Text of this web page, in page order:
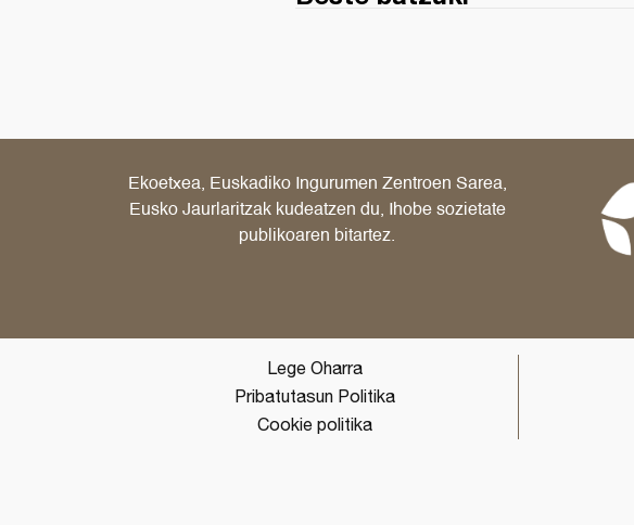
Ekoetxea, Euskadiko Ingurumen Zentroen Sarea,
Eusko Jaurlaritzak kudeatzen du, Ihobe sozietate
publikoaren bitartez.
Lege Oharra
Pribatutasun Politika
Cookie politika